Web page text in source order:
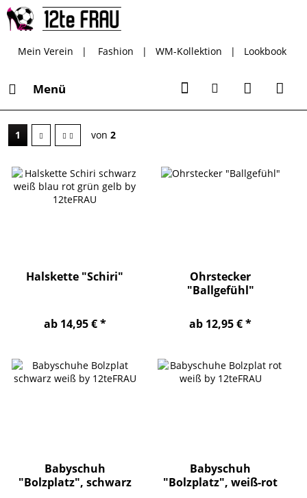
Mein Verein | Fashion | WM-Kollektion | Lookbook
Menü
1 von2
Halskette "Schiri"
ab 14,95 € *
Ohrstecker
"Ballgefühl"
ab 12,95 € *
Babyschuh
"Bolzplatz", schwarz
Babyschuh
"Bolzplatz", weiß-rot